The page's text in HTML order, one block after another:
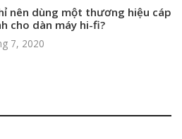
nên dùng một thương hiệu cáp
cho dàn máy hi-fi?
7, 2020